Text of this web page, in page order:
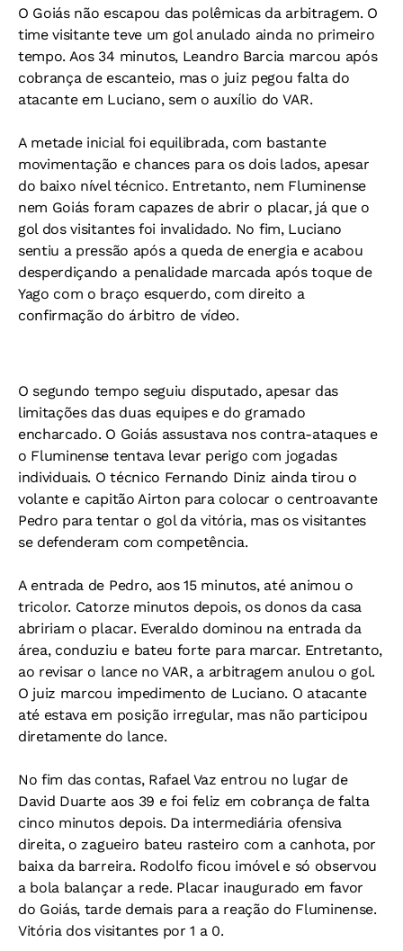
O Goiás não escapou das polêmicas da arbitragem. O
time visitante teve um gol anulado ainda no primeiro
tempo. Aos 34 minutos, Leandro Barcia marcou após
cobrança de escanteio, mas o juiz pegou falta do
atacante em Luciano, sem o auxílio do VAR.
A metade inicial foi equilibrada, com bastante
movimentação e chances para os dois lados, apesar
do baixo nível técnico. Entretanto, nem Fluminense
nem Goiás foram capazes de abrir o placar, já que o
gol dos visitantes foi invalidado. No fim, Luciano
sentiu a pressão após a queda de energia e acabou
desperdiçando a penalidade marcada após toque de
Yago com o braço esquerdo, com direito a
confirmação do árbitro de vídeo.
O segundo tempo seguiu disputado, apesar das
limitações das duas equipes e do gramado
encharcado. O Goiás assustava nos contra-ataques e
o Fluminense tentava levar perigo com jogadas
individuais. O técnico Fernando Diniz ainda tirou o
volante e capitão Airton para colocar o centroavante
Pedro para tentar o gol da vitória, mas os visitantes
se defenderam com competência.
A entrada de Pedro, aos 15 minutos, até animou o
tricolor. Catorze minutos depois, os donos da casa
abririam o placar. Everaldo dominou na entrada da
área, conduziu e bateu forte para marcar. Entretanto,
ao revisar o lance no VAR, a arbitragem anulou o gol.
O juiz marcou impedimento de Luciano. O atacante
até estava em posição irregular, mas não participou
diretamente do lance.
No fim das contas, Rafael Vaz entrou no lugar de
David Duarte aos 39 e foi feliz em cobrança de falta
cinco minutos depois. Da intermediária ofensiva
direita, o zagueiro bateu rasteiro com a canhota, por
baixa da barreira. Rodolfo ficou imóvel e só observou
a bola balançar a rede. Placar inaugurado em favor
do Goiás, tarde demais para a reação do Fluminense.
Vitória dos visitantes por 1 a 0.